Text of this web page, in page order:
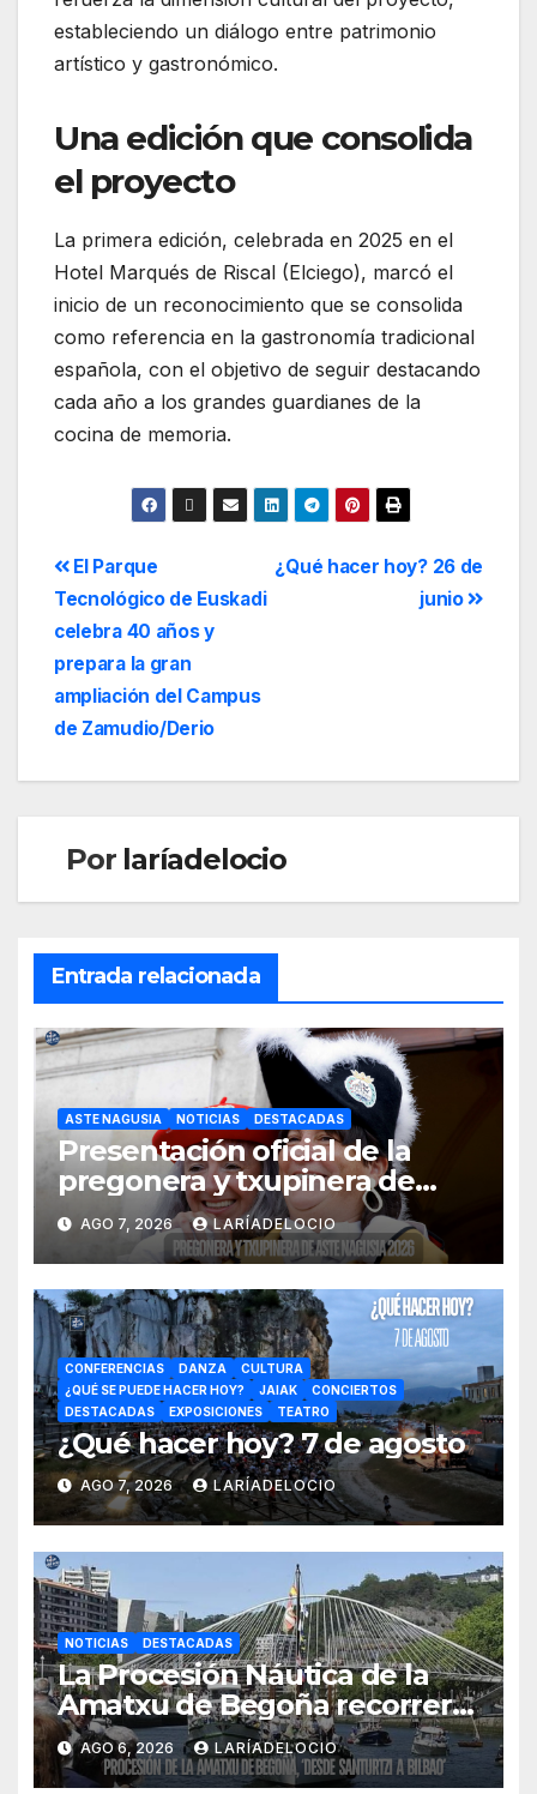
estableciendo un diálogo entre patrimonio
artístico y gastronómico.
Una edición que consolida
el proyecto
La primera edición, celebrada en 2025 en el
Hotel Marqués de Riscal (Elciego), marcó el
inicio de un reconocimiento que se consolida
como referencia en la gastronomía tradicional
española, con el objetivo de seguir destacando
cada año a los grandes guardianes de la
cocina de memoria.
¿Qué hacer hoy? 26 de
junio
El Parque
Tecnológico de Euskadi
celebra 40 años y
prepara la gran
ampliación del Campus
de Zamudio/Derio
Por laríadelocio
Entrada relacionada
ASTE NAGUSIA NOTICIAS DESTACADAS
Presentación oficial de la
pregonera y txupinera de
Aste Nagusia 2026
AGO 7, 2026 LARÍADELOCIO
CONFERENCIAS DANZA
CULTURA
¿QUÉ SE PUEDE HACER HOY?
JAIAK
CONCIERTOS
DESTACADAS
EXPOSICIONES TEATRO
¿Qué hacer hoy? 7 de agosto
AGO 7, 2026 LARÍADELOCIO
NOTICIAS DESTACADAS
La Procesión Náutica de la
Amatxu de Begoña recorrerá
la ría el 14 de agosto con siete
embarcaciones
AGO 6, 2026 LARÍADELOCIO